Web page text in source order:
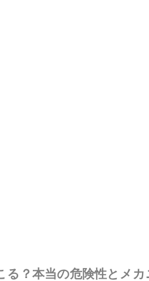
る？本当の危険性とメカ